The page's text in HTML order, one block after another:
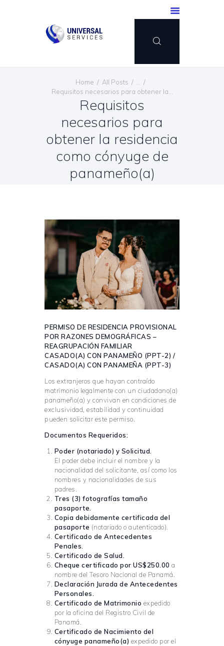
Home All Posts
Requisitos necesarios para obtener la...
Requisitos
necesarios para
obtener la residencia
como cónyuge de
panameño(a)
SERVICIOS
MÉTODO DE PAGO
BLOG
CONTÁCTENOS
PERMISO DE RESIDENCIA PROVISIONAL
POR RAZONES DEMOGRÁFICAS –
REAGRUPACIÓN FAMILIAR
CASADO(A) CON PANAMEÑO (PPT-2) /
CASADO(A) CON PANAMEÑA (PPT-3)
Los extranjeros que hayan contraído
matrimonio legalmente con un ciudadano(a)
panameño(a) y convivan en condiciones de
exclusividad, estabilidad y continuidad
pueden solicitar este permiso.
Documentos Requeridos:
Poder (notariado) y Solicitud.
El poder debe incluir el nombre y la
nacionalidad del solicitante, así como los
nombres y nacionalidades de sus
padres.
Tres (3) fotografías tamaño
pasaporte.
Copia debidamente certificada del
pasaporte (notariado o autenticado).
Certificado de Antecedentes
Penales.
Certificado de Salud.
Cheque certificado por US$250.00 a
nombre del Tesoro Nacional de Panamá.
Declaración Jurada de Antecedentes
Personales.
Certificado de Matrimonio expedido
por la oficina del Registro Civil de
Panamá.
Certificado de Nacimiento del
cónyuge panameño(a) expedido por el